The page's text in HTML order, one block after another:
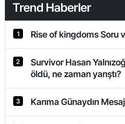
Trend Haberler
1 Rise of kingdoms Soru
2
Survivor Hasan
öldü, ne zaman yarıştı?
3 Karıma Günaydın